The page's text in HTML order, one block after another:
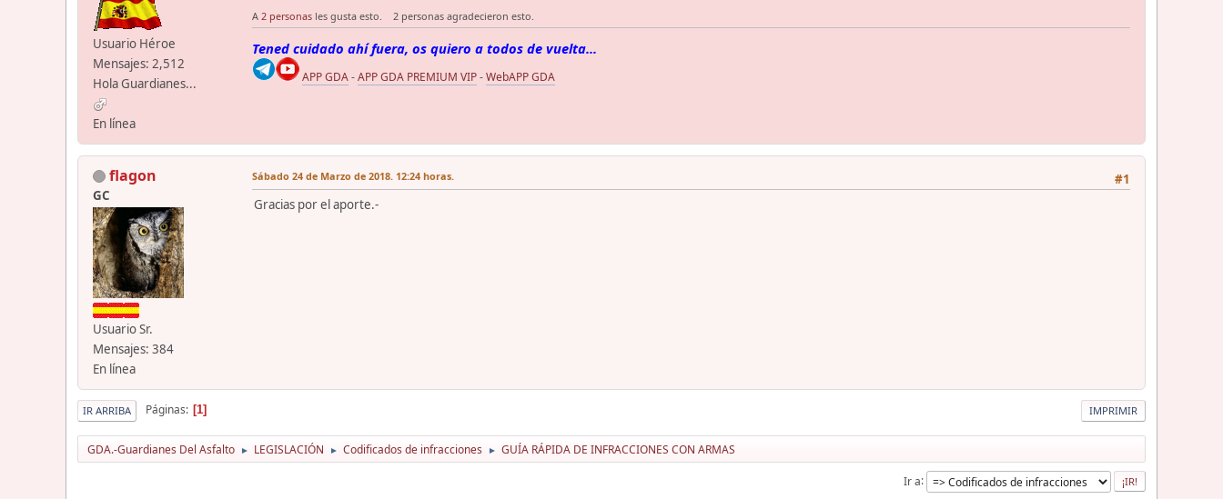
Usuario Héroe
Mensajes: 2,512
Hola Guardianes...
En línea
A 2 personas les gusta esto. 2 personas agradecieron esto.
Tened cuidado ahí fuera, os quiero a todos de vuelta...
APP GDA-APP GDA PREMIUM VIP-WebAPP GDA
flagon
GC
Usuario Sr.
Mensajes: 384
En línea
#1
Sábado 24 de Marzo de 2018. 12:24 horas.
Gracias por el aporte.-
IMPRIMIR
IR ARRIBA Páginas 1
GDA.-Guardianes Del Asfalto ► LEGISLACIÓN ► Codificados de infracciones ► GUÍA RÁPIDA DE INFRACCIONES CON ARMAS
Ir a